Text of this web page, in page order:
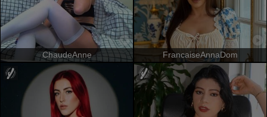
ChaudeAnne FrancaiseAnnaDom